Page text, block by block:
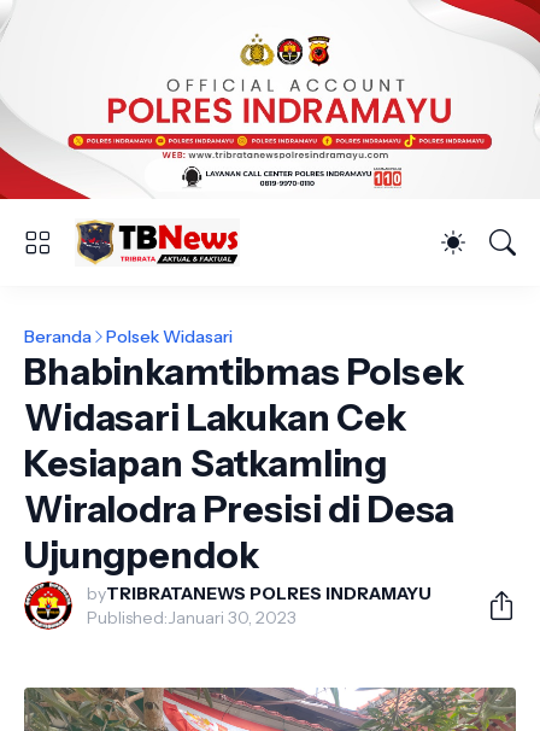
Beranda Polsek Widasari
Bhabinkamtibmas Polsek
Widasari Lakukan Cek
Kesiapan Satkamling
Wiralodra Presisi di Desa
Ujungpendok
byTRIBRATANEWS POLRES INDRAMAYU
Published:Januari 30, 2023